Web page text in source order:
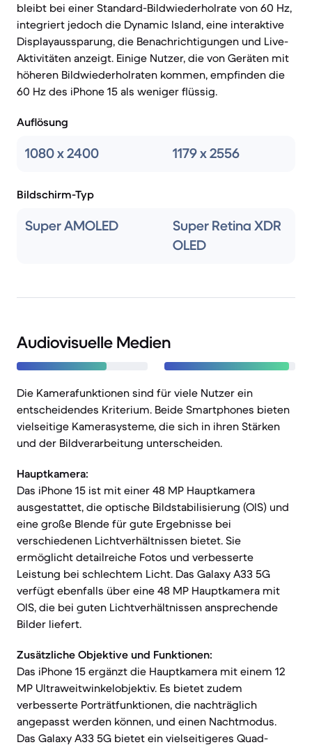
bleibt bei einer Standard-Bildwiederholrate von 60 Hz,
integriert jedoch die Dynamic Island, eine interaktive
Displayaussparung, die Benachrichtigungen und Live-
Aktivitäten anzeigt. Einige Nutzer, die von Geräten mit
höheren Bildwiederholraten kommen, empfinden die
60 Hz des iPhone 15 als weniger flüssig.
Auflösung
1080 x 2400 1179 x 2556
Bildschirm-Typ
Super AMOLED
Super Retina XDR
OLED
Audiovisuelle Medien
Die Kamerafunktionen sind für viele Nutzer ein
entscheidendes Kriterium. Beide Smartphones bieten
vielseitige Kamerasysteme, die sich in ihren Stärken
und der Bildverarbeitung unterscheiden.
Hauptkamera:
Das iPhone 15 ist mit einer 48 MP Hauptkamera
ausgestattet, die optische Bildstabilisierung (OIS) und
eine große Blende für gute Ergebnisse bei
verschiedenen Lichtverhältnissen bietet. Sie
ermöglicht detailreiche Fotos und verbesserte
Leistung bei schlechtem Licht. Das Galaxy A33 5G
verfügt ebenfalls über eine 48 MP Hauptkamera mit
OIS, die bei guten Lichtverhältnissen ansprechende
Bilder liefert.
Zusätzliche Objektive und Funktionen:
Das iPhone 15 ergänzt die Hauptkamera mit einem 12
MP Ultraweitwinkelobjektiv. Es bietet zudem
verbesserte Porträtfunktionen, die nachträglich
angepasst werden können, und einen Nachtmodus.
Das Galaxy A33 5G bietet ein vielseitigeres Quad-